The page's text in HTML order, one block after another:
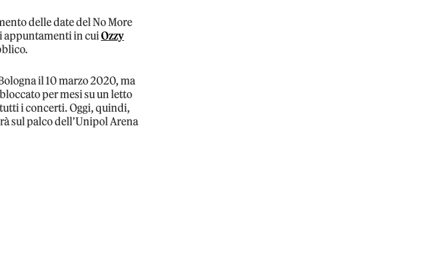
delle date del No More
appuntamenti in cuiOzzy
il 10 marzo 2020, ma
per mesi su un letto
i concerti. Oggi, quindi,
sul palco dell’Unipol Arena